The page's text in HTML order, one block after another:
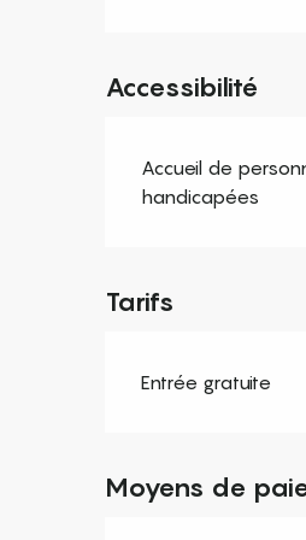
Accessibilité
Accueil de
handicapées
Tarifs
Entrée gratuite
Moyens de